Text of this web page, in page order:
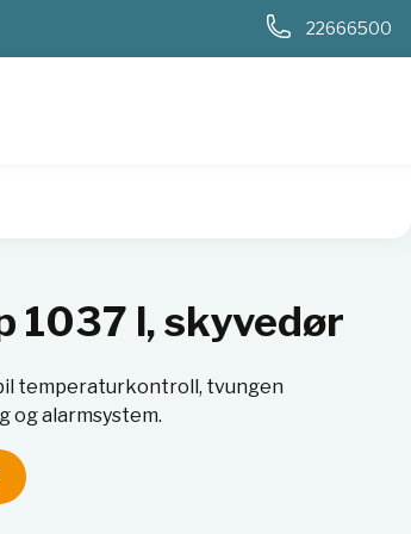
22666500
1037 l, skyvedør
temperaturkontroll, tvungen
og alarmsystem.